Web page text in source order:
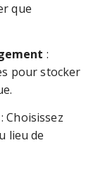
que
:
pour stocker
Choisissez
lieu de